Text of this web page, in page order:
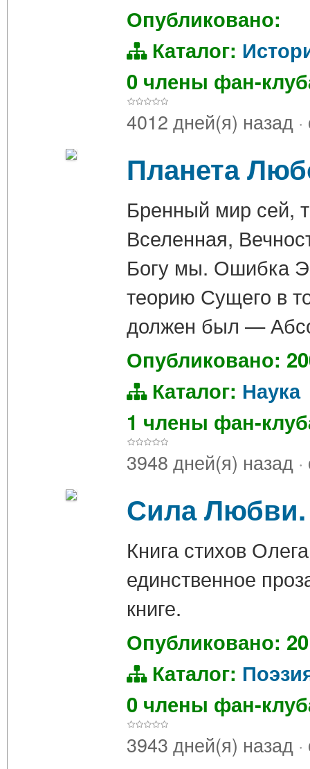
Опубликовано:
Каталог:
0 члены фан-
4012 дней(я) назад ·
Планета
Бренный мир сей,
Вселенная,
Богу мы. Ошибка
теорию Сущего в
должен был —
Опубликовано:
Каталог: Наука
1 члены фан-
3948 дней(я) назад ·
Сила Любви.
Книга стихов
единственное
книге.
Опубликовано:
Каталог:
0 члены фан-
3943 дней(я) назад ·